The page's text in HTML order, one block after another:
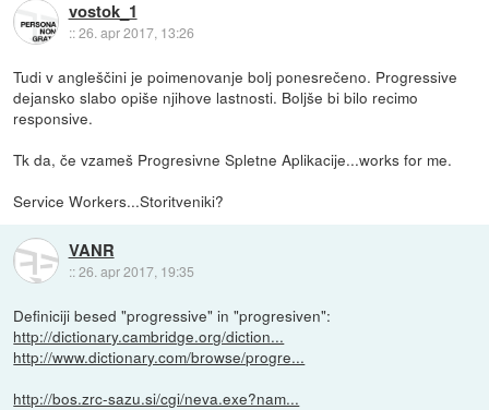
vostok_1
::26. apr 2017, 13:26
Tudi v angleščini je poimenovanje bolj ponesrečeno. Progressive
dejansko slabo opiše njihove lastnosti. Boljše bi bilo recimo
responsive.
Tk da, če vzameš Progresivne Spletne Aplikacije...works for me.
Service Workers...Storitveniki?
VANR
::26. apr 2017, 19:35
Definiciji besed "progressive" in "progresiven":
http://dictionary.cambridge.org/diction...
http://www.dictionary.com/browse/progre...
http://bos.zrc-sazu.si/cgi/neva.exe?nam...